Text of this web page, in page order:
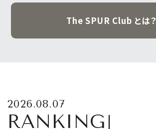
The SPUR Club とは？
2026.08.07
RANKING